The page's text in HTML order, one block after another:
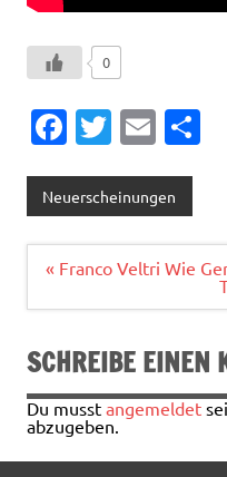
0
Fa
e
b
o
o
k
T
it
te
r
E
ai
l
n
Neuerscheinungen
Beitragsnavigation
« Franco Veltri Wie
SCHREIBE EINEN
Du musst angemeldet
abzugeben.